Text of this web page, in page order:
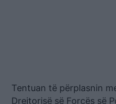
Tentuan të përplasnin
Drejtorisë së Forcës së